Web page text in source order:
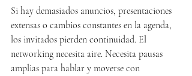
Si hay demasiados anuncios, presentaciones
extensas o cambios constantes en la agenda,
los invitados pierden continuidad. El
networking necesita aire. Necesita pausas
amplias para hablar y moverse con